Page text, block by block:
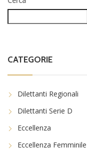
CATEGORIE
Dilettanti Regionali
Dilettanti Serie D
Eccellenza
Eccellenza Femminile